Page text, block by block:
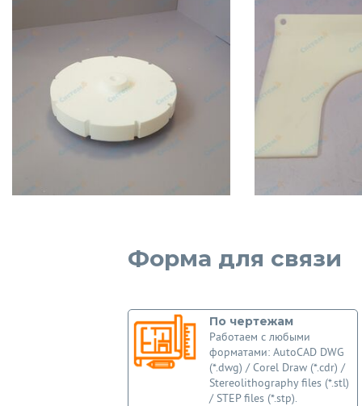
Форма для связи
По чертежам
Работаем с любыми
форматами: AutoCAD DWG
(*.dwg) / Corel Draw (*.cdr) /
Stereolithography files (*.stl)
/ STEP files (*.stp).